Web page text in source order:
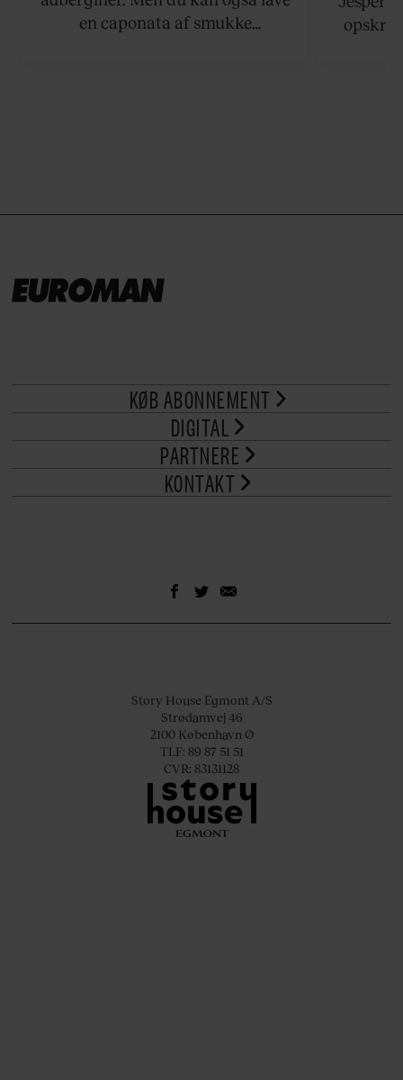
en caponata af smukke
KØB ABONNEMENT
DIGITAL
PARTNERE
KONTAKT
Story House Egmont A/S
Strødamvej 46
2100 København Ø
TLF: 89 87 51 51
CVR: 83131128